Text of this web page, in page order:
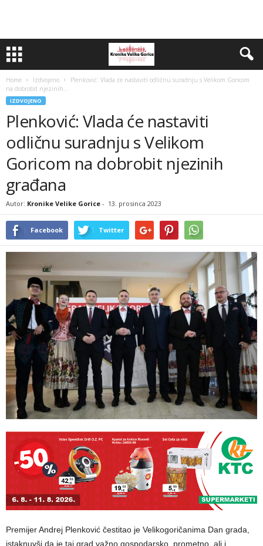
Home Izdvojeno
Plenković: Vlada će nastaviti odličnu suradnju s Velikom Goricom
na dobrobit njezinih...
IZDVOJENO
Plenković: Vlada će nastaviti
odličnu suradnju s Velikom
Goricom na dobrobit njezinih
građana
Autor: Kronike Velike Gorice - 13. prosinca 2023
Facebook Twitter
Premijer Andrej Plenković čestitao je Velikogoričanima Dan grada,
istaknuvši da je taj grad važno gospodarsko, prometno, ali i